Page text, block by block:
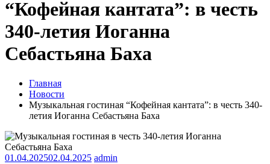
“Кофейная кантата”: в честь
340-летия Иоганна
Себастьяна Баха
Главная
Новости
Музыкальная гостиная “Кофейная кантата”: в честь 340-
летия Иоганна Себастьяна Баха
01.04.202502.04.2025 admin